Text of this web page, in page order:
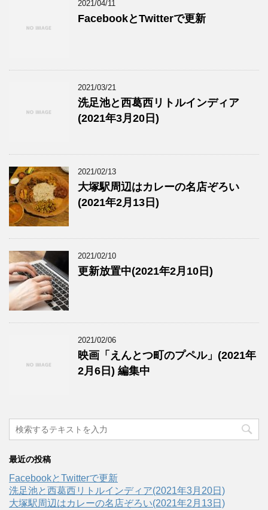
2021/04/11
FacebookとTwitterで更新
2021/03/21
洗足池と西葛西リトルインディア
(2021年3月20日)
2021/02/13
大塚駅周辺はカレーの名店ぞろい
(2021年2月13日)
2021/02/10
更新放置中(2021年2月10日)
2021/02/06
映画「えんとつ町のプペル」(2021年
2月6日) 編集中
最近の投稿
FacebookとTwitterで更新
洗足池と西葛西リトルインディア(2021年3月20日)
大塚駅周辺はカレーの名店ぞろい(2021年2月13日)